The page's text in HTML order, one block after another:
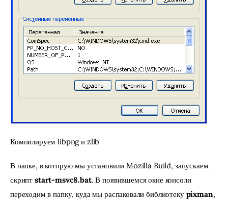
Компилируем libpng и zlib
В папке, в которую мы установили Mozilla Build, запускаем
скрипт start-msvc8.bat. В появившемся окне консоли
переходим в папку, куда мы распаковали библиотеку pixman,